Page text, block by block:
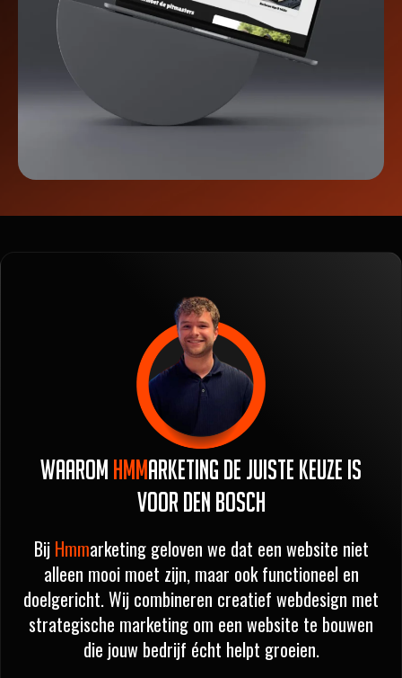
Waarom Hmmarketing de juiste keuze is
voor Den Bosch
Bij Hmmarketing geloven we dat een website niet
alleen mooi moet zijn, maar ook functioneel en
doelgericht. Wij combineren creatief webdesign met
strategische marketing om een website te bouwen
die jouw bedrijf écht helpt groeien.